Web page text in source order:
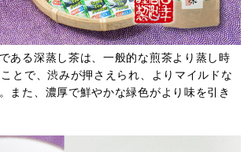
ある深蒸し茶は、一般的な煎茶より蒸し時
とで、渋みが押さえられ、よりマイルドな
また、濃厚で鮮やかな緑色がより味を引き